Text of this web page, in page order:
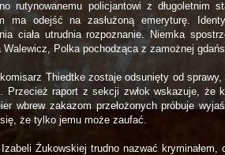
rutynowanemu policjantowi z długoletnim
ma odejść na zasłużoną emeryturę.
ciała utrudnia rozpoznanie. Niemka
Walewicz, Polka pochodząca z zamożnej
Thiedtke zostaje odsunięty od
Przecież raport z sekcji zwłok wskazuje, że
wbrew zakazom przełożonych próbuje
że tylko jemu może zaufać.
Izabeli Żukowskiej trudno nazwać